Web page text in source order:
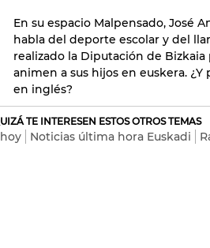
En su espacio Malpensado, José
habla del deporte escolar y del
realizado la Diputación de Bizkaia
animen a sus hijos en euskera.
en inglés?
TE INTERESEN ESTOS OTROS TEMAS
Noticias última hora Euskadi